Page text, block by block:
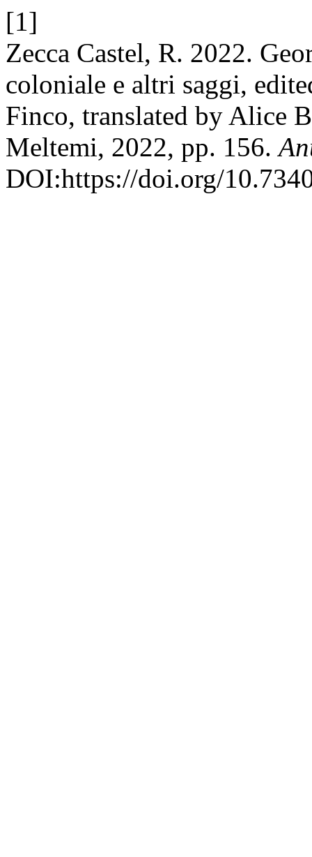
[1]
Zecca Castel, R. 2022.
coloniale e altri saggi,
Finco, translated by Alice
Meltemi, 2022, pp. 156.
DOI:https://doi.org/